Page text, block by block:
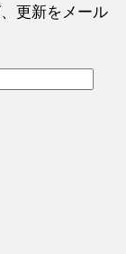
更新をメール